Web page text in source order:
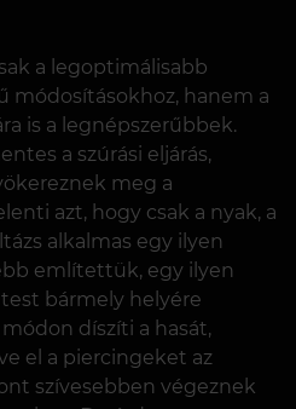
a legoptimálisabb
módosításokhoz, hanem a
is a legnépszerűbbek.
a szúrási eljárás,
meg a
azt, hogy csak a nyak, a
alkalmas egy ilyen
említettük, egy ilyen
bármely helyére
díszíti a hasát,
el a piercingeket az
szívesebben végeznek